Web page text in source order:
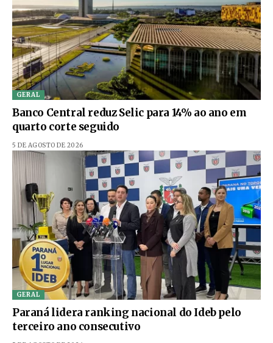
GERAL
Banco Central reduz Selic para 14% ao ano em
quarto corte seguido
5 DE AGOSTO DE 2026
GERAL
Paraná lidera ranking nacional do Ideb pelo
terceiro ano consecutivo